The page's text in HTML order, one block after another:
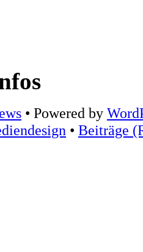
• Powered by
• Beiträge